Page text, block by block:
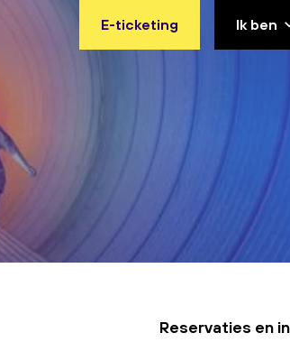
E-ticketing Ik ben
Reservaties en